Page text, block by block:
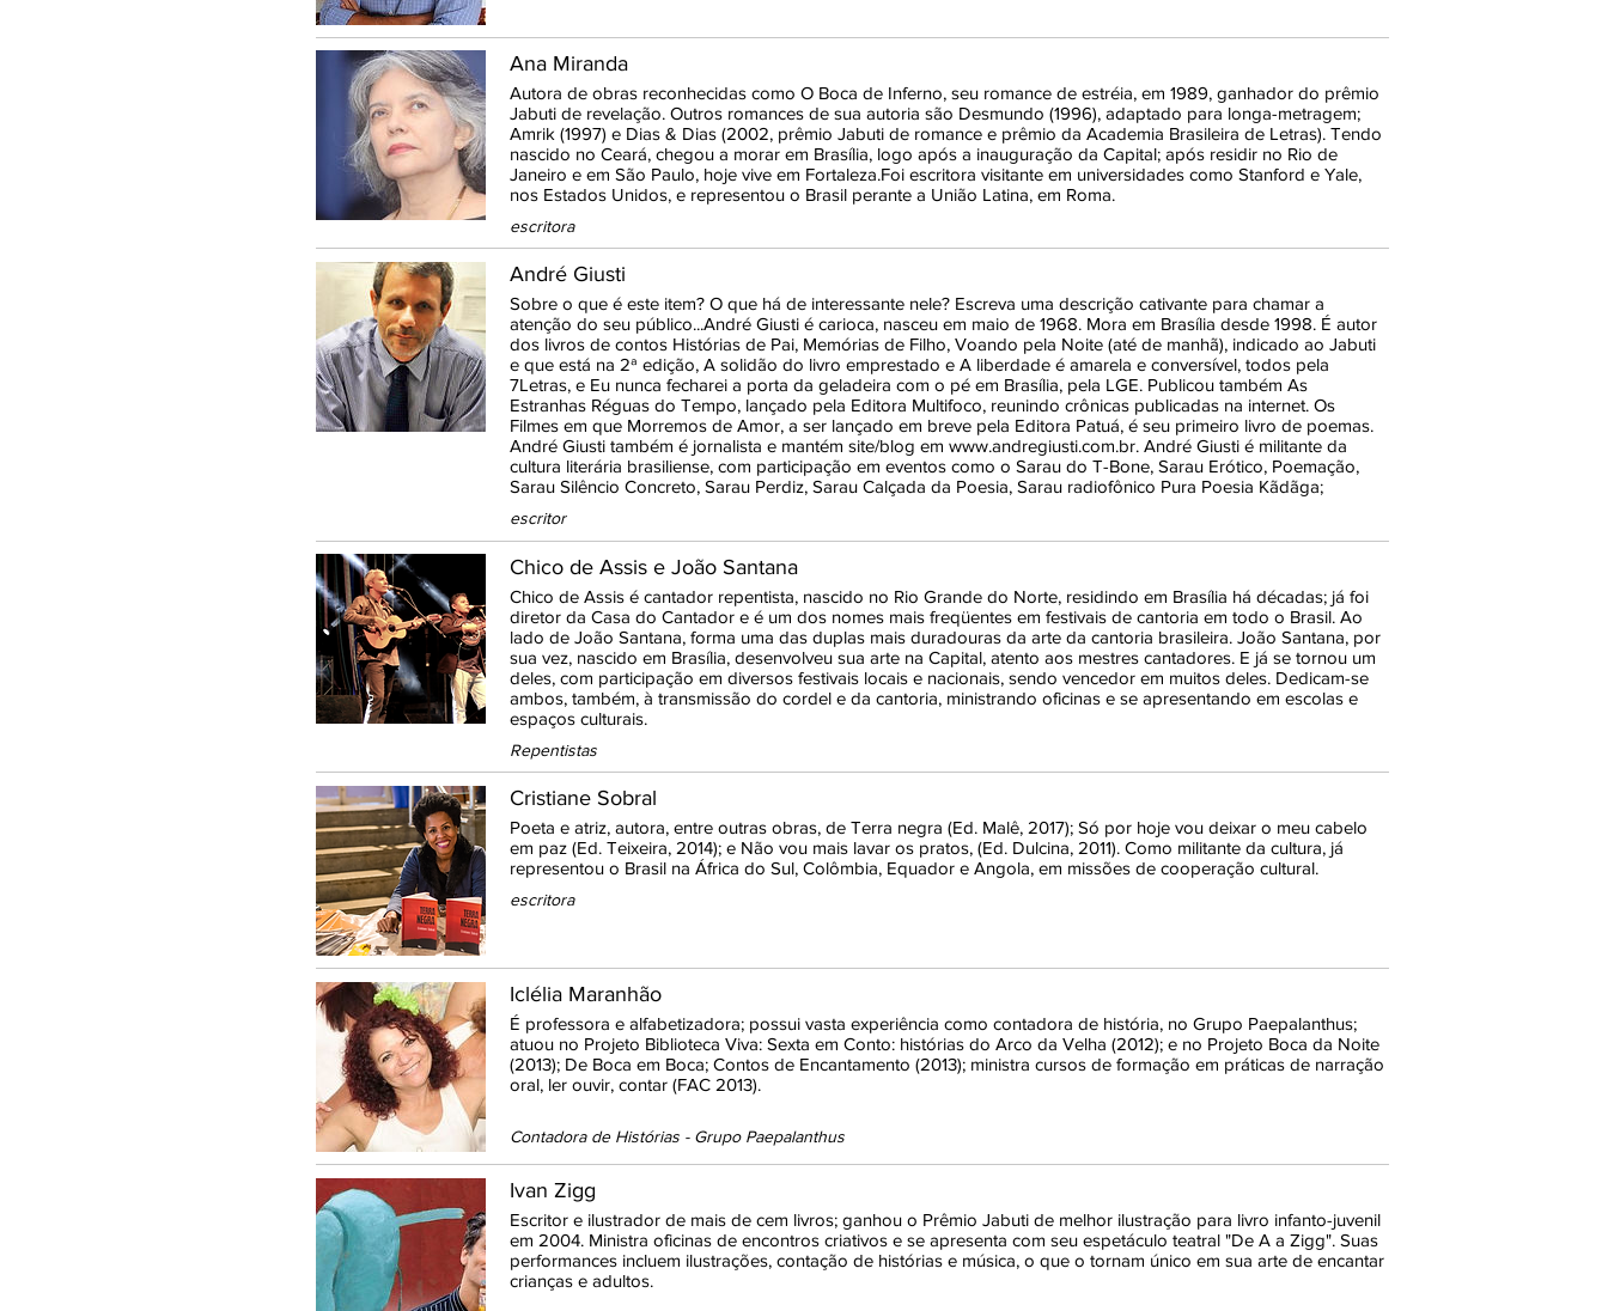
Ana Miranda
Autora de obras reconhecidas como O Boca de Inferno, seu romance de estréia, em 1989, ganhador do prêmio
Jabuti de revelação. Outros romances de sua autoria são Desmundo (1996), adaptado para longa-metragem;
Amrik (1997) e Dias & Dias (2002, prêmio Jabuti de romance e prêmio da Academia Brasileira de Letras). Tendo
nascido no Ceará, chegou a morar em Brasília, logo após a inauguração da Capital; após residir no Rio de
Janeiro e em São Paulo, hoje vive em Fortaleza.Foi escritora visitante em universidades como Stanford e Yale,
nos Estados Unidos, e representou o Brasil perante a União Latina, em Roma.
escritora
André Giusti
Sobre o que é este item? O que há de interessante nele? Escreva uma descrição cativante para chamar a
atenção do seu público...André Giusti é carioca, nasceu em maio de 1968. Mora em Brasília desde 1998. É autor
dos livros de contos Histórias de Pai, Memórias de Filho, Voando pela Noite (até de manhã), indicado ao Jabuti
e que está na 2ª edição, A solidão do livro emprestado e A liberdade é amarela e conversível, todos pela
7Letras, e Eu nunca fecharei a porta da geladeira com o pé em Brasília, pela LGE. Publicou também As
Estranhas Réguas do Tempo, lançado pela Editora Multifoco, reunindo crônicas publicadas na internet. Os
Filmes em que Morremos de Amor, a ser lançado em breve pela Editora Patuá, é seu primeiro livro de poemas.
André Giusti também é jornalista e mantém site/blog em www.andregiusti.com.br. André Giusti é militante da
cultura literária brasiliense, com participação em eventos como o Sarau do T-Bone, Sarau Erótico, Poemação,
Sarau Silêncio Concreto, Sarau Perdiz, Sarau Calçada da Poesia, Sarau radiofônico Pura Poesia Kãdãga;
escritor
Chico de Assis e João Santana
Chico de Assis é cantador repentista, nascido no Rio Grande do Norte, residindo em Brasília há décadas; já foi
diretor da Casa do Cantador e é um dos nomes mais freqüentes em festivais de cantoria em todo o Brasil. Ao
lado de João Santana, forma uma das duplas mais duradouras da arte da cantoria brasileira. João Santana, por
sua vez, nascido em Brasília, desenvolveu sua arte na Capital, atento aos mestres cantadores. E já se tornou um
deles, com participação em diversos festivais locais e nacionais, sendo vencedor em muitos deles. Dedicam-se
ambos, também, à transmissão do cordel e da cantoria, ministrando oficinas e se apresentando em escolas e
espaços culturais.
Repentistas
Cristiane Sobral
Poeta e atriz, autora, entre outras obras, de Terra negra (Ed. Malê, 2017); Só por hoje vou deixar o meu cabelo
em paz (Ed. Teixeira, 2014); e Não vou mais lavar os pratos, (Ed. Dulcina, 2011). Como militante da cultura, já
representou o Brasil na África do Sul, Colômbia, Equador e Angola, em missões de cooperação cultural.
escritora
Iclélia Maranhão
É professora e alfabetizadora; possui vasta experiência como contadora de história, no Grupo Paepalanthus;
atuou no Projeto Biblioteca Viva: Sexta em Conto: histórias do Arco da Velha (2012); e no Projeto Boca da Noite
(2013); De Boca em Boca; Contos de Encantamento (2013); ministra cursos de formação em práticas de narração
oral, ler ouvir, contar (FAC 2013).
Contadora de Histórias - Grupo Paepalanthus
Ivan Zigg
Escritor e ilustrador de mais de cem livros; ganhou o Prêmio Jabuti de melhor ilustração para livro infanto-juvenil
em 2004. Ministra oficinas de encontros criativos e se apresenta com seu espetáculo teatral "De A a Zigg". Suas
performances incluem ilustrações, contação de histórias e música, o que o tornam único em sua arte de encantar
crianças e adultos.